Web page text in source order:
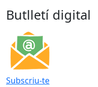
Butlletí digital
Subscriu-te